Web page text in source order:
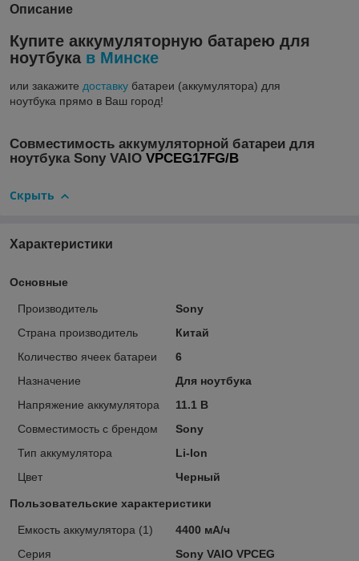
Описание
Купите аккумуляторную батарею для
ноутбука в Минске
или закажите доставку батареи (аккумулятора) для
ноутбука прямо в Ваш город!
Совместимость аккумуляторной батареи для
ноутбука Sony VAIO VPCEG17FG/B
Скрыть
Характеристики
Основные
Производитель
Sony
Страна производитель
Китай
Количество ячеек батареи
6
Назначение
Для ноутбука
Напряжение аккумулятора
11.1 В
Совместимость с брендом
Sony
Тип аккумулятора
Li-Ion
Цвет
Черный
Пользовательские характеристики
Емкость аккумулятора (1)
4400 мА/ч
Серия
Sony VAIO VPCEG